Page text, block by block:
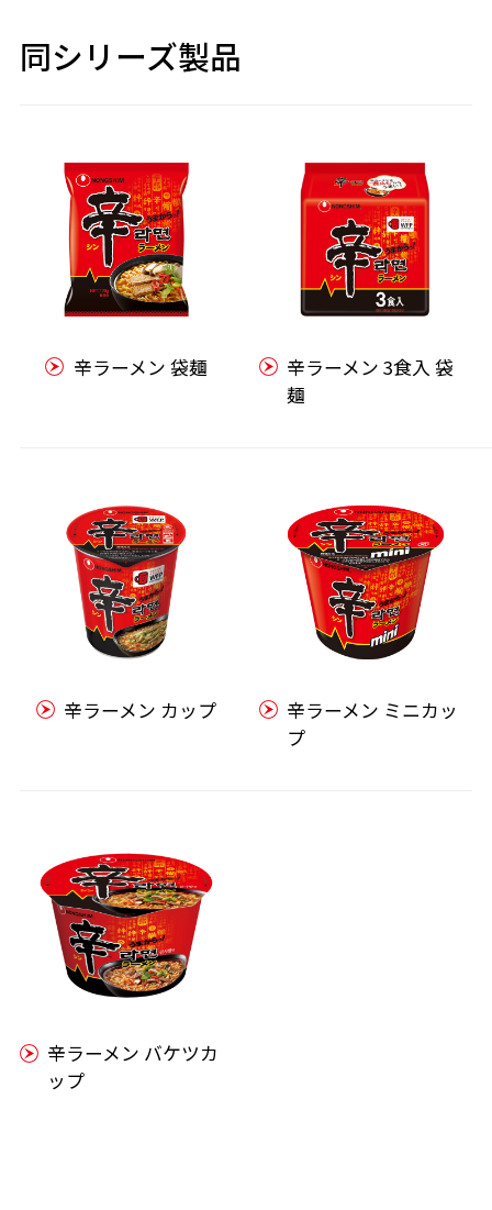
同シリーズ製品
辛ラーメン 袋麺
辛ラーメン 3食入 袋
麺
辛ラーメン カップ
辛ラーメン ミニカッ
プ
辛ラーメン バケツカ
ップ